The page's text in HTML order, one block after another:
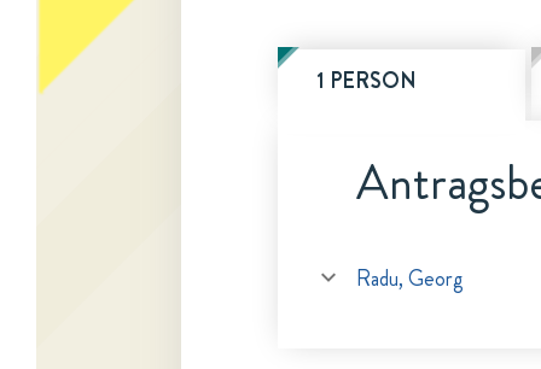
1 PERSON
Radu, Georg